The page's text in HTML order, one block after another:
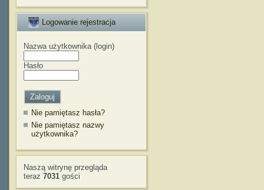
Logowanie rejestracja
Nazwa użytkownika (login)
Hasło
Nie pamiętasz hasła?
Nie pamiętasz nazwy
użytkownika?
Naszą witrynę przegląda
teraz 7031 gości